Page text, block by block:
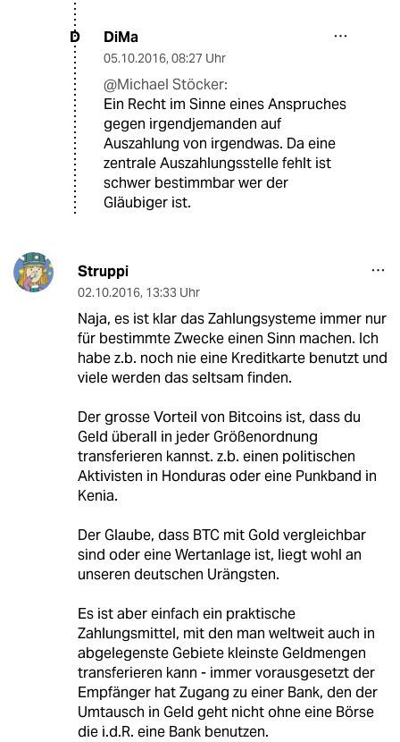
D DiMa
05.10.2016, 08:27 Uhr
@Michael Stöcker:
Ein Recht im Sinne eines Anspruches
gegen irgendjemanden auf
Auszahlung von irgendwas. Da eine
zentrale Auszahlungsstelle fehlt ist
schwer bestimmbar wer der
Gläubiger ist.
Struppi
02.10.2016, 13:33 Uhr
Naja, es ist klar das Zahlungsysteme immer nur
für bestimmte Zwecke einen Sinn machen. Ich
habe z.b. noch nie eine Kreditkarte benutzt und
viele werden das seltsam finden.
Der grosse Vorteil von Bitcoins ist, dass du
Geld überall in jeder Größenordnung
transferieren kannst. z.b. einen politischen
Aktivisten in Honduras oder eine Punkband in
Kenia.
Der Glaube, dass BTC mit Gold vergleichbar
sind oder eine Wertanlage ist, liegt wohl an
unseren deutschen Urängsten.
Es ist aber einfach ein praktische
Zahlungsmittel, mit den man weltweit auch in
abgelegenste Gebiete kleinste Geldmengen
transferieren kann - immer vorausgesetzt der
Empfänger hat Zugang zu einer Bank, den der
Umtausch in Geld geht nicht ohne eine Börse
die i.d.R. eine Bank benutzen.